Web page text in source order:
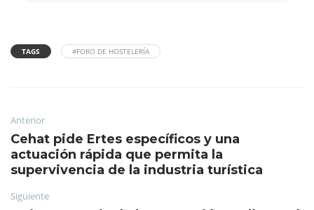
TAGS #FORO DE HOSTELERÍA
Anterior
Cehat pide Ertes específicos y una
actuación rápida que permita la
supervivencia de la industria turística
Siguiente